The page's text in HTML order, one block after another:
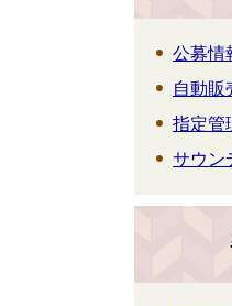
公募情
自動販
指定管
サウン